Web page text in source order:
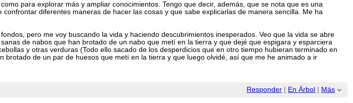
para explorar más y ampliar conocimientos. Tengo que decir, además, que se nota que es una
diferentes maneras de hacer las cosas y que sabe explicarlas de manera sencilla. Me ha
pero me voy buscando la vida y haciendo descubrimientos inesperados. Veo que la vida se abre
de nabos que han brotado de un nabo que metí en la tierra y que dejé que espigara y esparciera
y otras verduras (Todo ello sacado de los desperdicios que en otro tiempo hubieran terminado en
brotado de un par de huesos que metí en la tierra y que luego olvidé, así que me he animado a ir
Responder | En Árbol | Más